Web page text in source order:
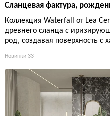
Сланцевая фактура,
Коллекция Waterfall от Lea
древнего сланца с
род, создавая поверхность с
Новинки 33